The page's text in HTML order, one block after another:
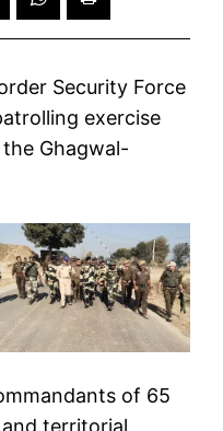
Security Force
exercise
Ghagwal-
of 65
and territorial